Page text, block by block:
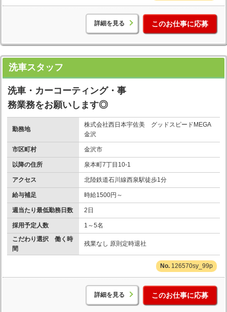
詳細を見る このお仕事に応募
洗車スタッフ
洗車・カーコーティング・事
務業務をお願いします◎
勤務地
株式会社西日本宇佐美 グッドスピードMEGA
金沢
市区町村 金沢市
以降の住所 泉本町7丁目10-1
アクセス 北陸鉄道石川線西泉駅徒歩1分
給与補足 時給1500円～
週当たり最低勤務日数 2日
採用予定人数
1～5名
こだわり選択 働く時
間
残業なし 原則定時退社
126570sy_99p
詳細を見る このお仕事に応募